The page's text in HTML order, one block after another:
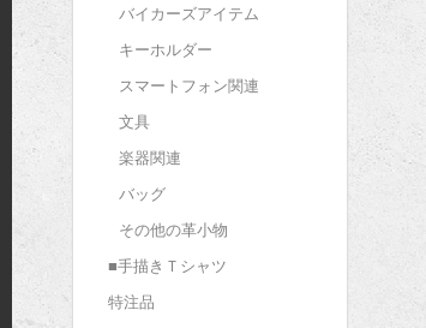
バイカーズアイテム
キーホルダー
スマートフォン関連
文具
楽器関連
バッグ
その他の革小物
■手描きＴシャツ
特注品